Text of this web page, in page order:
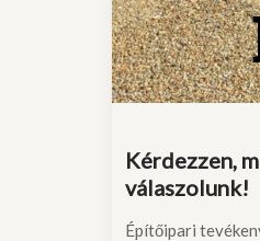
Kérdezzen,
válaszolunk!
Építőipari